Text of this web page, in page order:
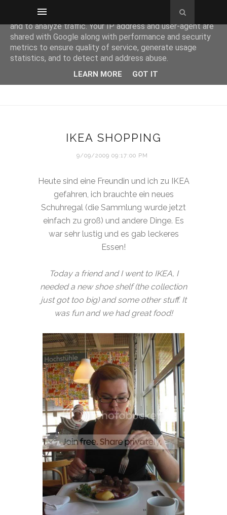
IKEA SHOPPING
9/09/2009 09:17:00 PM
Heute sind eine Freundin und ich zu IKEA
gefahren, ich brauchte ein neues
Schuhregal (die Sammlung wurde jetzt
einfach zu groß) und andere Dinge. Es
war sehr lustig und es gab leckeres
Essen!
Today a friend and I went to IKEA, I
needed a new shoe shelf (the collection
just got too big) and some other stuff. It
was fun and we had great food!
This site uses cookies from Google to deliver its services
and to analyze traffic. Your IP address and user-agent are
shared with Google along with performance and security
metrics to ensure quality of service, generate usage
statistics, and to detect and address abuse.
LEARN MORE GOT IT